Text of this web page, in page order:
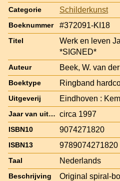
Categorie Schilderkunst
Boeknummer #372091-KI18
Titel
Werk en leven
*SIGNED*
Auteur Beek, W. van der
Boektype Ringband
Uitgeverij Eindhoven :
Jaar van uitgave circa 1997
ISBN10 9074271820
ISBN13 9789074271820
Taal Nederlands
Beschrijving
Original spiral-